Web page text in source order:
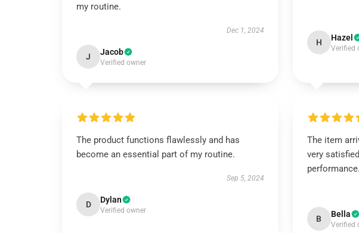
my routine.
Dec 1, 2024
J Jacob
Verified owner
H Hazel
Verified
The product functions flawlessly and has
become an essential part of my routine.
Sep 5, 2024
D Dylan
Verified owner
The item
very
performance.
B Bella
Verified